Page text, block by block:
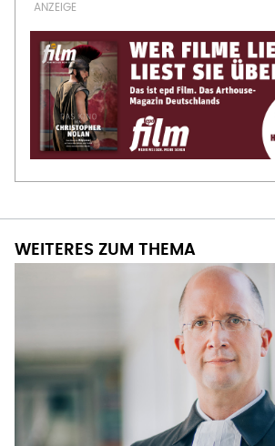
WEITERES ZUM THEMA